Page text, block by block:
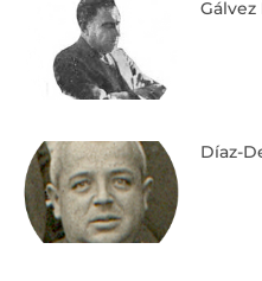
Gálvez
Díaz-